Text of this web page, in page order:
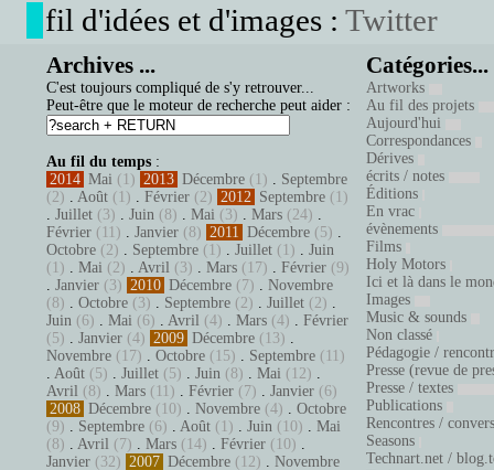
fil d'idées et d'images : Twitter
Archives ...
C'est toujours compliqué de s'y retrouver...
Peut-être que le moteur de recherche peut aider :
Au fil du temps :
2014 Mai (1) 2013 Décembre (1) . Septembre
(2) . Août (1) . Février (2) 2012 Septembre (1)
. Juillet (3) . Juin (8) . Mai (3) . Mars (24) .
Février (11) . Janvier (8) 2011 Décembre (5) .
Octobre (2) . Septembre (1) . Juillet (1) . Juin
(1) . Mai (2) . Avril (3) . Mars (17) . Février (9)
. Janvier (3) 2010 Décembre (7) . Novembre
(8) . Octobre (3) . Septembre (2) . Juillet (2) .
Juin (6) . Mai (6) . Avril (4) . Mars (4) . Février
(5) . Janvier (4) 2009 Décembre (13) .
Novembre (17) . Octobre (15) . Septembre (11)
. Août (5) . Juillet (5) . Juin (8) . Mai (12) .
Avril (8) . Mars (11) . Février (7) . Janvier (6)
2008 Décembre (10) . Novembre (4) . Octobre
(9) . Septembre (6) . Août (1) . Juin (10) . Mai
(8) . Avril (7) . Mars (14) . Février (10) .
Janvier (32) 2007 Décembre (12) . Novembre
Catégories...
Artworks
Au fil des projets
Aujourd'hui
Correspondances
Dérives
écrits / notes
Éditions
En vrac
évènements
Films
Holy Motors
Ici et là dans le
Images
Music & sounds
Non classé
Pédagogie /
Presse (revue de
Presse / textes
Publications
Rencontres /
Seasons
Technart.net /